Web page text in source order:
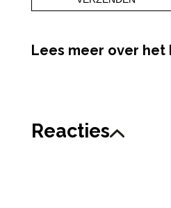
Lees meer over het
Reacties